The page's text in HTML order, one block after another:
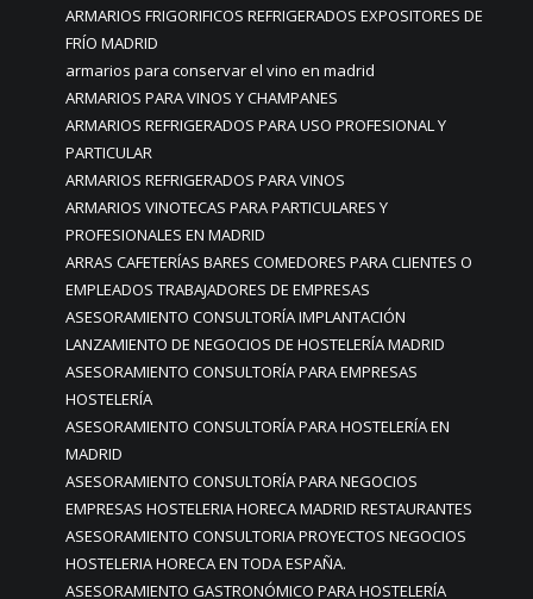
ARMARIOS FRIGORIFICOS REFRIGERADOS EXPOSITORES DE
FRÍO MADRID
armarios para conservar el vino en madrid
ARMARIOS PARA VINOS Y CHAMPANES
ARMARIOS REFRIGERADOS PARA USO PROFESIONAL Y
PARTICULAR
ARMARIOS REFRIGERADOS PARA VINOS
ARMARIOS VINOTECAS PARA PARTICULARES Y
PROFESIONALES EN MADRID
ARRAS CAFETERÍAS BARES COMEDORES PARA CLIENTES O
EMPLEADOS TRABAJADORES DE EMPRESAS
ASESORAMIENTO CONSULTORÍA IMPLANTACIÓN
LANZAMIENTO DE NEGOCIOS DE HOSTELERÍA MADRID
ASESORAMIENTO CONSULTORÍA PARA EMPRESAS
HOSTELERÍA
ASESORAMIENTO CONSULTORÍA PARA HOSTELERÍA EN
MADRID
ASESORAMIENTO CONSULTORÍA PARA NEGOCIOS
EMPRESAS HOSTELERIA HORECA MADRID RESTAURANTES
ASESORAMIENTO CONSULTORIA PROYECTOS NEGOCIOS
HOSTELERIA HORECA EN TODA ESPAÑA.
ASESORAMIENTO GASTRONÓMICO PARA HOSTELERÍA